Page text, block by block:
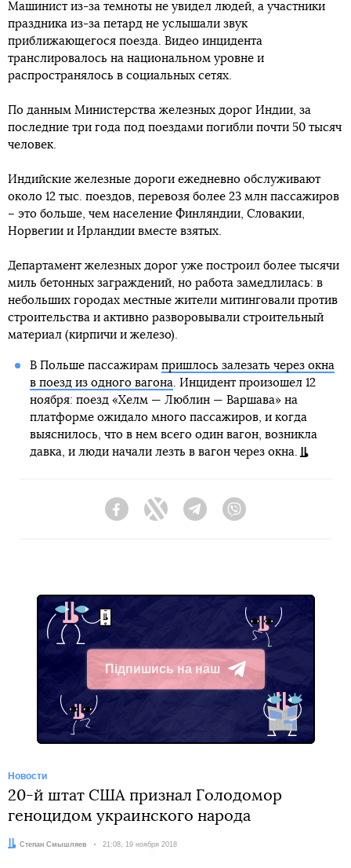
Машинист из-за темноты не увидел людей, а участники
праздника из-за петард не услышали звук
приближающегося поезда. Видео инцидента
транслировалось на национальном уровне и
распространялось в социальных сетях.
По данным Министерства железных дорог Индии, за
последние три года под поездами погибли почти 50 тысяч
человек.
Индийские железные дороги ежедневно обслуживают
около 12 тыс. поездов, перевозя более 23 млн пассажиров
– это больше, чем население Финляндии, Словакии,
Норвегии и Ирландии вместе взятых.
Департамент железных дорог уже построил более тысячи
миль бетонных заграждений, но работа замедлилась: в
небольших городах местные жители митинговали против
строительства и активно разворовывали строительный
материал (кирпичи и железо).
В Польше пассажирам пришлось залезать через окна
в поезд из одного вагона. Инцидент произошел 12
ноября: поезд «Хелм — Люблин — Варшава» на
платформе ожидало много пассажиров, и когда
выяснилось, что в нем всего один вагон, возникла
давка, и люди начали лезть в вагон через окна.
FacebookTwitter Telegram
Підпишись на наш
Telegram
Новости
20-й штат США признал Голодомор
геноцидом украинского народа
Автор:
Степан Смышляев Дата:
21:08, 19 ноября 2018